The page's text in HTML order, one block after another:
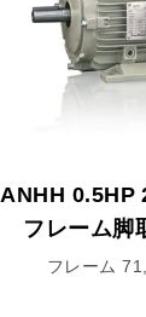
ANHH 0.5HP
フレーム脚
フレーム